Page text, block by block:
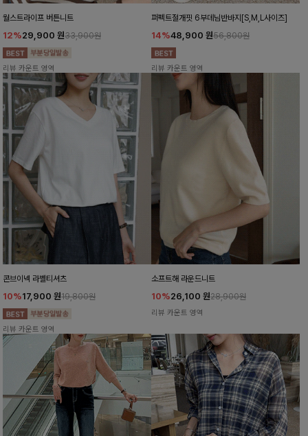
월스트라이프 버튼니트
12%29,900 원33,900원
리뷰 카운트 영역
퍼펙트절개핏 6부데님반바지[S,M,L사이즈]
14%48,900 원56,800원
리뷰 카운트 영역
콘브이넥 라벨티셔츠
10%17,900 원19,800원
리뷰 카운트 영역
소프트해 라운드니트
10%26,100 원28,900원
리뷰 카운트 영역